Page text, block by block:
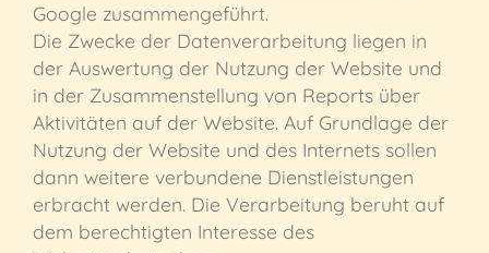
Google zusammengeführt.
Die Zwecke der Datenverarbeitung liegen in
der Auswertung der Nutzung der Website und
in der Zusammenstellung von Reports über
Aktivitäten auf der Website. Auf Grundlage der
Nutzung der Website und des Internets sollen
dann weitere verbundene Dienstleistungen
erbracht werden. Die Verarbeitung beruht auf
dem berechtigten Interesse des